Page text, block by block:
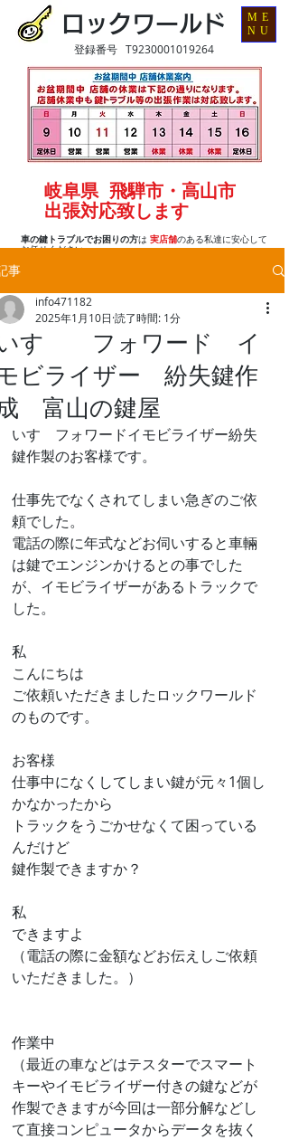
ロックワールド
車の鍵トラブルでお困りの方は 実店舗のある私達に安心して
お任せください
岐阜県 飛騨市・高山市
出張対応致します
登録番号 T9230001019264
ME
NU
事
すゞ フォワード イ
ビライザー 紛失鍵作
富山の鍵屋
info471182
2025年1月10日 読了時間: 1分
いすゞフォワードイモビライザー紛失
鍵作製のお客様です。
仕事先でなくされてしまい急ぎのご依
頼でした。
電話の際に年式などお伺いすると車輛
は鍵でエンジンかけるとの事でした
が、イモビライザーがあるトラックで
した。
私
こんにちは
ご依頼いただきましたロックワールド
のものです。
お客様
仕事中になくしてしまい鍵が元々1個し
かなかったから
トラックをうごかせなくて困っている
んだけど
鍵作製できますか？
私
できますよ
（電話の際に金額などお伝えしご依頼
いただきました。）
作業中
（最近の車などはテスターでスマート
キーやイモビライザー付きの鍵などが
作製できますが今回は一部分解などし
て直接コンピュータからデータを抜く